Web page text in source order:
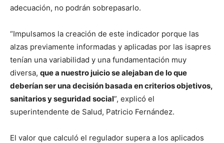
adecuación, no podrán sobrepasarlo.
“Impulsamos la creación de este indicador porque las
alzas previamente informadas y aplicadas por las isapres
tenían una variabilidad y una fundamentación muy
diversa, que a nuestro juicio se alejaban de lo que
deberían ser una decisión basada en criterios objetivos,
sanitarios y seguridad social”, explicó el
superintendente de Salud, Patricio Fernández.
El valor que calculó el regulador supera a los aplicados